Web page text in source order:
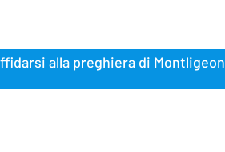
alla preghiera di Montligeon